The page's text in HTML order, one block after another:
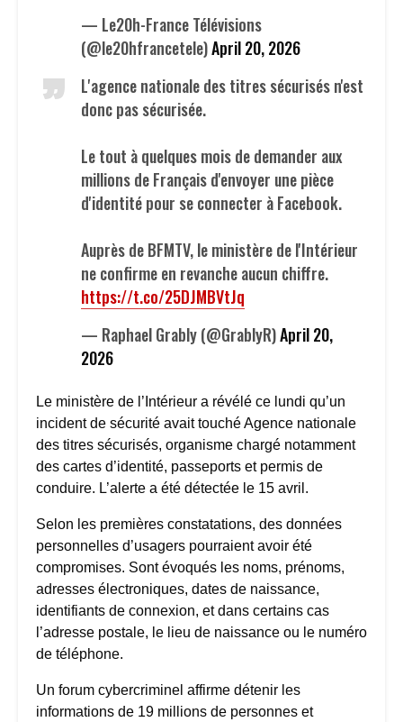
— Le20h-France Télévisions
(@le20hfrancetele)April 20, 2026
L'agence nationale des titres sécurisés n'est
donc pas sécurisée.
Le tout à quelques mois de demander aux
millions de Français d'envoyer une pièce
d'identité pour se connecter à Facebook.
Auprès de BFMTV, le ministère de l'Intérieur
ne confirme en revanche aucun chiffre.
https://t.co/25DJMBVtJq
— Raphael Grably (@GrablyR)April 20,
2026
Le ministère de l’Intérieur a révélé ce lundi qu’un
incident de sécurité avait touché Agence nationale
des titres sécurisés, organisme chargé notamment
des cartes d’identité, passeports et permis de
conduire. L’alerte a été détectée le 15 avril.
Selon les premières constatations, des données
personnelles d’usagers pourraient avoir été
compromises. Sont évoqués les noms, prénoms,
adresses électroniques, dates de naissance,
identifiants de connexion, et dans certains cas
l’adresse postale, le lieu de naissance ou le numéro
de téléphone.
Un forum cybercriminel affirme détenir les
informations de 19 millions de personnes et